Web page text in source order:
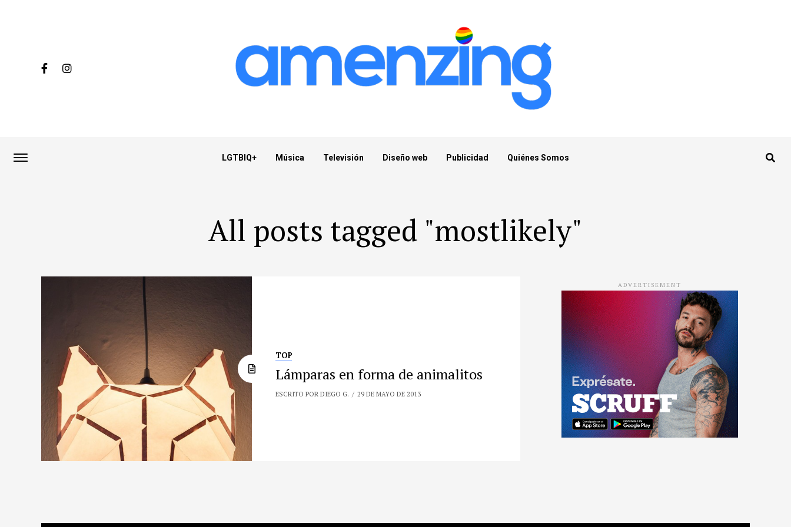
LGTBIQ+ Música Televisión Diseño web Publicidad Quiénes Somos
All posts tagged "mostlikely"
TOP
Lámparas en forma de animalitos
ESCRITO POR DIEGO G. 29 DE MAYO DE 2013
ADVERTISEMENT